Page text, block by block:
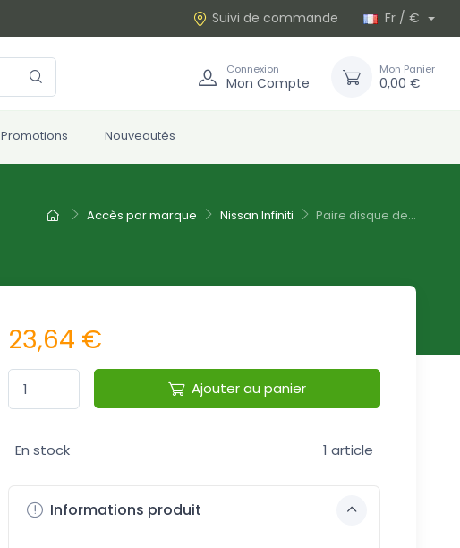
Suivi de commande Fr / €
Connexion
Mon Compte
Mon Panier
0,00 €
Promotions Nouveautés
Accès par marque Nissan Infiniti Paire disque de...
23,64 €
Ajouter au panier
En stock 1 article
Informations produit